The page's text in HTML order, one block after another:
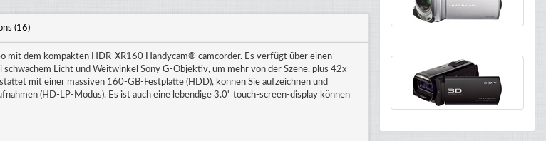
(16)
mit dem kompakten HDR-XR160 Handycam® camcorder. Es verfügt über einen
Licht und Weitwinkel Sony G-Objektiv, um mehr von der Szene, plus 42x
mit einer massiven 160-GB-Festplatte (HDD), können Sie aufzeichnen und
(HD-LP-Modus). Es ist auch eine lebendige 3.0" touch-screen-display können